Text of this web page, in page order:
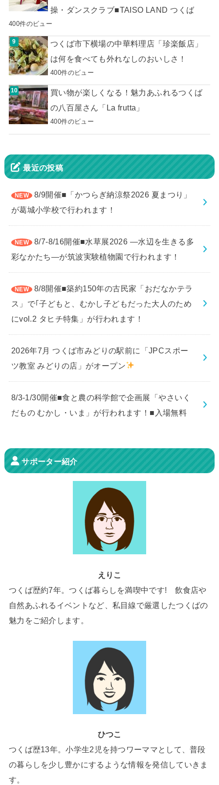
操・ダンスクラブ■TAISO LAND つくば
400件のビュー
つくば市下横場の中華料理店「珍楽飯店」
は何を食べても外れなしのおいしさ！
400件のビュー
買い物が楽しくなる！魅力あふれるつくば
の八百屋さん「La frutta」
400件のビュー
最近の投稿
8/9開催■「かつらぎ納涼祭2026 夏まつり」
が葛城小学校で行われます！
8/7-8/16開催■水草展2026 ―水辺を生きる多
彩なかたち―が筑波実験植物園で行われます！
8/8開催■築約150年の古民家「おだなかテラ
ス」で｢子どもと、むかし子どもだった大人のため
にvol.2 タヒチ特集」が行われます！
2026年7月 つくば市みどりの駅前に「JPCスポー
ツ教室 みどりの店」がオープン
8/3-1/30開催■食と農の科学館で企画展「やさいく
だもの むかし・いま」が行われます！■入場無料
サポーター紹介
えりこ
つくば歴約7年。つくば暮らしを満喫中です! 飲食店や
自然あふれるイベントなど、私目線で厳選したつくばの
魅力をご紹介します。
ひつこ
つくば歴13年。小学生2児を持つワーママとして、普段
の暮らしを少し豊かにするような情報を発信していきま
す。